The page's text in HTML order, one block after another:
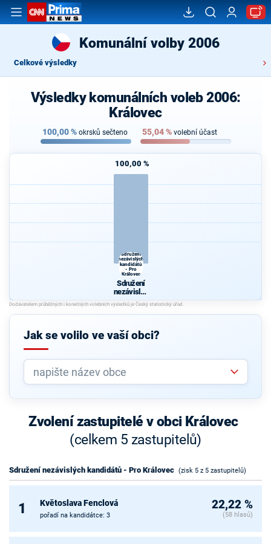
Komunální volby 2006
Celkové výsledky
Výsledky komunálních voleb 2006:
Královec
100,00% okrsků sečteno 55,04% volební účast
100,00 %
Sdružení
nezávislých
kandidátů
- Pro
Královec
Sdružení
nezávislýc
h
kandidátů
- Pro
Jak se volilo ve vaší obci?
Zvolení zastupitelé v obci Královec
(celkem 5 zastupitelů)
Sdružení nezávislých kandidátů - Pro Královec (zisk 5 z 5 zastupitelů)
1 Květoslava Fenclová
pořadí na kandidátce: 3
22,22 %
(58 hlasů)